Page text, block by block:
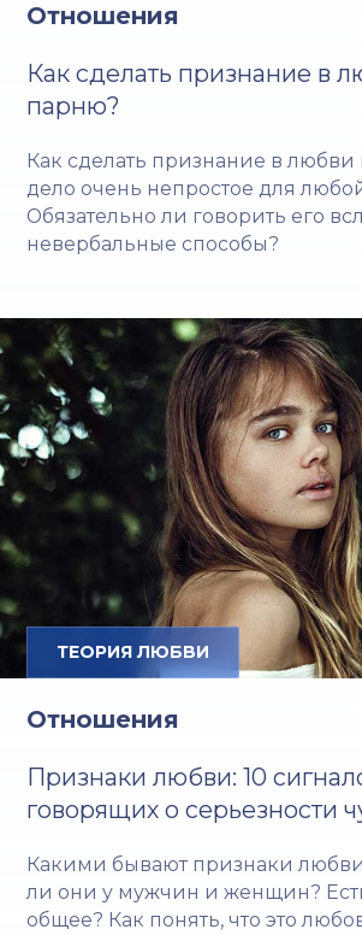
Отношения
Как сделать признание в
парню?
Как сделать признание в любви
дело очень непростое для
Обязательно ли говорить его
невербальные способы?
ТЕОРИЯ ЛЮБВИ
Отношения
Признаки любви: 10
говорящих о серьезности
Какими бывают признаки
ли они у мужчин и женщин?
общее? Как понять, что это